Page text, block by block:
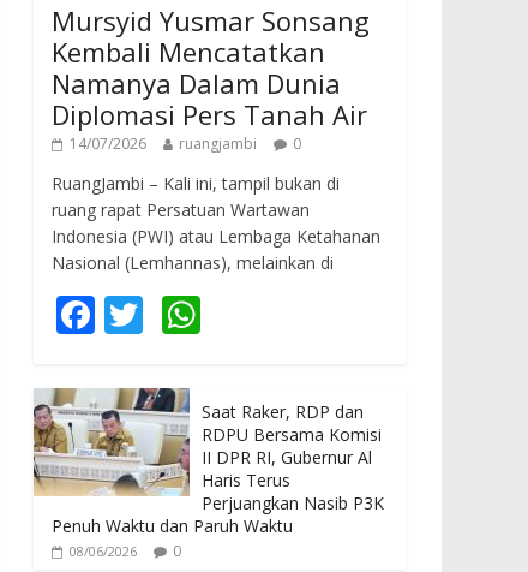
Mursyid Yusmar Sonsang
Kembali Mencatatkan
Namanya Dalam Dunia
Diplomasi Pers Tanah Air
14/07/2026 ruangjambi 0
RuangJambi – Kali ini, tampil bukan di
ruang rapat Persatuan Wartawan
Indonesia (PWI) atau Lembaga Ketahanan
Nasional (Lemhannas), melainkan di
F
e
b
o
o
k
T
itt
er s
A
p
p
Saat Raker, RDP dan
RDPU Bersama Komisi
II DPR RI, Gubernur Al
Haris Terus
Perjuangkan Nasib P3K
Penuh Waktu dan Paruh Waktu
08/06/2026 0